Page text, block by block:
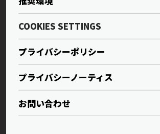
COOKIES SETTINGS
プライバシーポリシー
プライバシーノーティス
お問い合わせ